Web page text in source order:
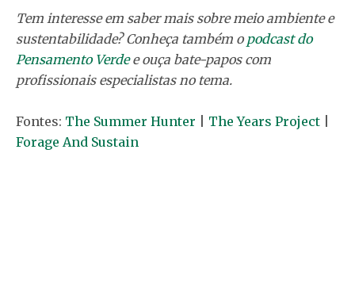
Tem interesse em saber mais sobre meio ambiente e
sustentabilidade? Conheça também o podcast do
Pensamento Verdee ouça bate-papos com
profissionais especialistas no tema.
Fontes: The Summer Hunter The Years Project
Forage And Sustain